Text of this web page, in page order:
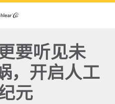
要听见未
，开启人工
元